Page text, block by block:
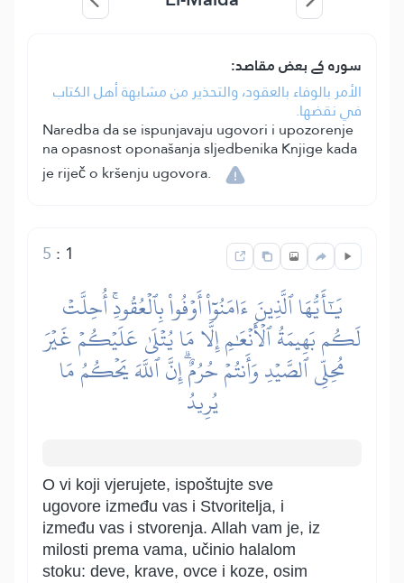
سورہ کے بعض مقاصد:
الأمر بالوفاء بالعقود، والتحذير من مشابهة أهل الكتاب
في نقضها.
Naredba da se ispunjavaju ugovori i upozorenje
na opasnost oponašanja sljedbenika Knjige kada
je riječ o kršenju ugovora.
1
:
5
يَٰٓأَيُّهَا ٱلَّذِينَ ءَامَنُوٓاْ أَوۡفُواْ بِٱلۡعُقُودِۚ أُحِلَّتۡ
لَكُم بَهِيمَةُ ٱلۡأَنۡعَٰمِ إِلَّا مَا يُتۡلَىٰ عَلَيۡكُمۡ غَيۡرَ
مُحِلِّي ٱلصَّيۡدِ وَأَنتُمۡ حُرُمٌۗ إِنَّ ٱللَّهَ يَحۡكُمُ مَا
يُرِيدُ
O vi koji vjerujete, ispoštujte sve
ugovore između vas i Stvoritelja, i
između vas i stvorenja. Allah vam je, iz
milosti prema vama, učinio halalom
stoku: deve, krave, ovce i koze, osim